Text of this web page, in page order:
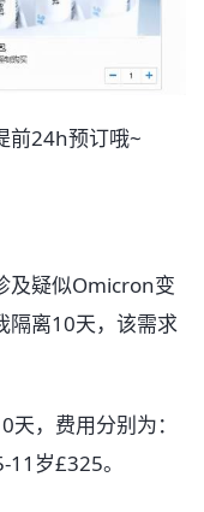
前24h预订哦~
及疑似Omicron变
隔离10天，该需求
，费用分别为：
岁£325。